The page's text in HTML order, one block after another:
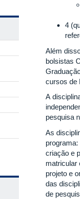
4
Além
bolsistas
cursos de
A
pesquisa
As
criação e
matricular
projeto e
das
de